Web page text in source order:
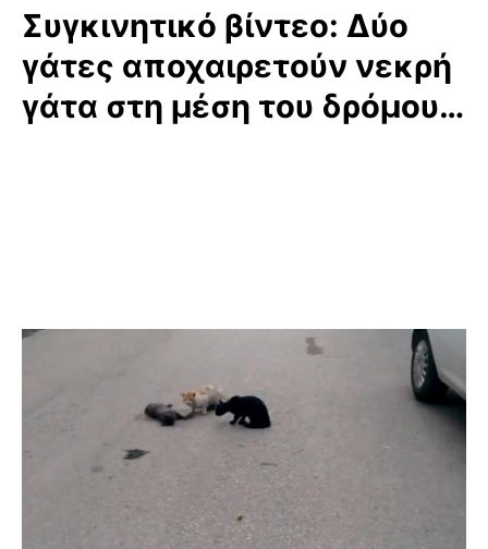
Συγκινητικό βίντεο: Δύο
γάτες αποχαιρετούν νεκρή
γάτα στη μέση του δρόμου…